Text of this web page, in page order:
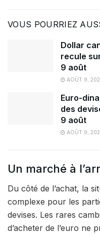
VOUS POURRIEZ
Dollar
recule
9 août
AOÛT 9,
Euro-
des
9 août
AOÛT 9,
Un marché à
Du côté de l’achat, la
complexe pour les
devises. Les rares
d’acheter de l’euro ne